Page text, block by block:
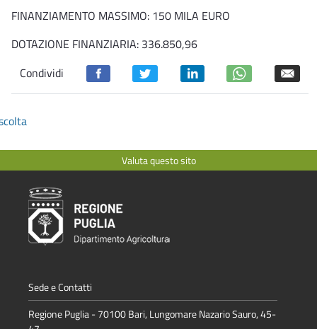
FINANZIAMENTO MASSIMO: 150 MILA EURO
DOTAZIONE FINANZIARIA: 336.850,96
Condividi
Valuta questo sito
Sede e Contatti
Regione Puglia - 70100 Bari, Lungomare Nazario Sauro, 45-